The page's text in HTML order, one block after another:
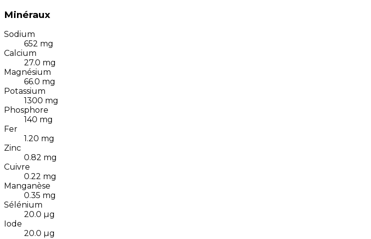
Minéraux
Sodium
652 mg
Calcium
27.0 mg
Magnésium
66.0 mg
Potassium
1300 mg
Phosphore
140 mg
Fer
1.20 mg
Zinc
0.82 mg
Cuivre
0.22 mg
Manganèse
0.35 mg
Sélénium
20.0 µg
Iode
20.0 µg